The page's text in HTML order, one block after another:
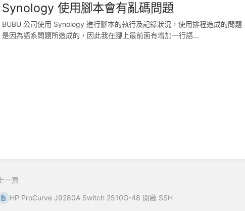
Synology 使用腳本會有亂碼問題
BUBU 公司使用 Synology 進行腳本的執行及記錄狀況，使用排程造成的問
是因為語系問題所造成的，因此我在腳上最前面有增加一行語...
上一頁
HP ProCurve J9280A Switch 2510G-48 開啟 SSH